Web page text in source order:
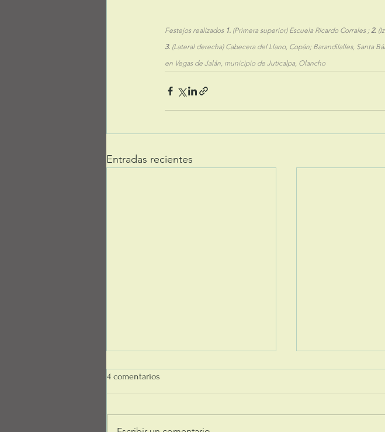
Festejos realizados 1. (Primera superior) Escuela Ricardo Corrales ; 2.
3. (Lateral derecha) Cabecera del Llano, Copán; Barandilalles, Santa
en Vegas de Jalán, municipio de Juticalpa, Olancho
Entradas recientes
4 comentarios